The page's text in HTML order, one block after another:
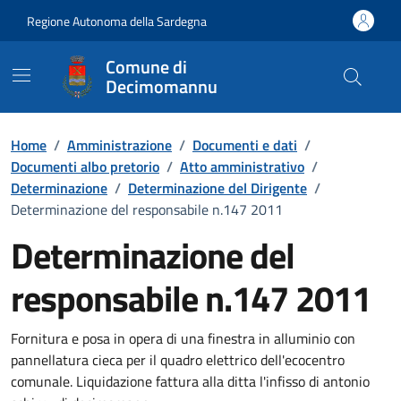
Regione Autonoma della Sardegna
Comune di
Decimomannu
Home / Amministrazione / Documenti e dati /
Documenti albo pretorio / Atto amministrativo /
Determinazione / Determinazione del Dirigente /
Determinazione del responsabile n.147 2011
Determinazione del
responsabile n.147 2011
Dettaglio del documento
Fornitura e posa in opera di una finestra in alluminio con
pannellatura cieca per il quadro elettrico dell'ecocentro
comunale. Liquidazione fattura alla ditta l'infisso di antonio